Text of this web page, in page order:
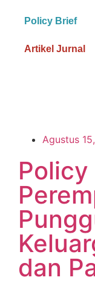
Policy Brief
Artikel Jurnal
Agustus
dan